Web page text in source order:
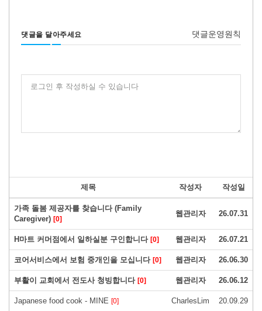
댓글을 달아주세요 댓글운영원칙
로그인 후 작성하실 수 있습니다
제목 작성자 작성일
가족 돌봄 제공자를 찾습니다 (Family
Caregiver) [0]
웹관리자 26.07.31
H마트 커머점에서 일하실분 구인합니다 [0] 웹관리자 26.07.21
코어서비스에서 보험 중개인을 모십니다 [0] 웹관리자 26.06.30
부활이 교회에서 전도사 청빙합니다 [0] 웹관리자 26.06.12
Japanese food cook - MINE [0] CharlesLim 20.09.29